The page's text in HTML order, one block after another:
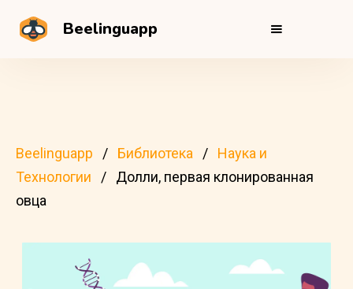
Beelinguapp
Beelinguapp Библиотека
Наука и
Технологии
Долли, первая клонированная
овца